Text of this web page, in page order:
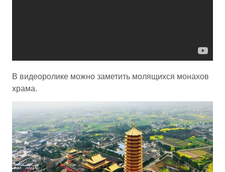
В видеоролике можно заметить молящихся монахов
храма.